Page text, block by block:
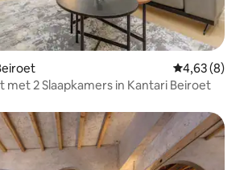
Gemiddelde
4,63 (8)
2 Slaapkamers in Kantari Beiroet